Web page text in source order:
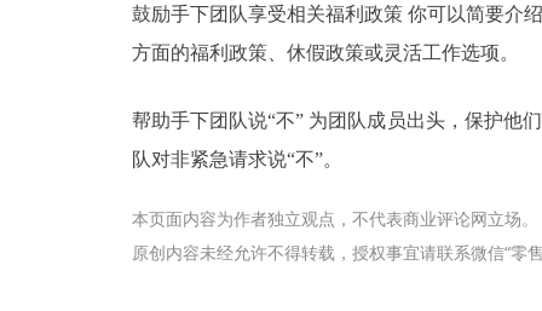
鼓励手下团队享受相关福利政策 你可以简要介
方面的福利政策、休假政策或灵活工作选项。
帮助手下团队说“不” 为团队成员出头，保护他
队对非紧急请求说“不”。
本页面内容为作者独立观点，不代表商业评论网立场。
原创内容未经允许不得转载，授权事宜请联系微信“